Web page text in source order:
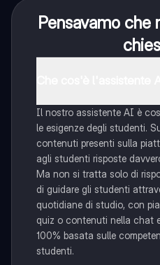
Pensavamo che
Il nostro assistente AI è
le esigenze degli studenti.
contenuti presenti sulla
agli studenti risposte
Ma non si tratta solo di
di guidare gli studenti
quotidiane di studio, con
quiz o contenuti nella chat
100% basata sulle
studenti.